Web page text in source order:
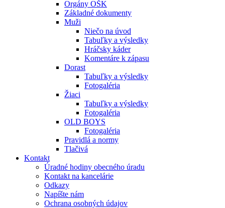
Orgány OŠK
Základné dokumenty
Muži
Niečo na úvod
Tabuľky a výsledky
Hráčsky káder
Komentáre k zápasu
Dorast
Tabuľky a výsledky
Fotogaléria
Žiaci
Tabuľky a výsledky
Fotogaléria
OLD BOYS
Fotogaléria
Pravidlá a normy
Tlačivá
Kontakt
Úradné hodiny obecného úradu
Kontakt na kancelárie
Odkazy
Napíšte nám
Ochrana osobných údajov